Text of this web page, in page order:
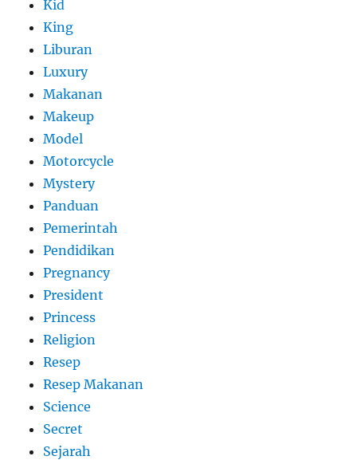
Kid
King
Liburan
Luxury
Makanan
Makeup
Model
Motorcycle
Mystery
Panduan
Pemerintah
Pendidikan
Pregnancy
President
Princess
Religion
Resep
Resep Makanan
Science
Secret
Sejarah